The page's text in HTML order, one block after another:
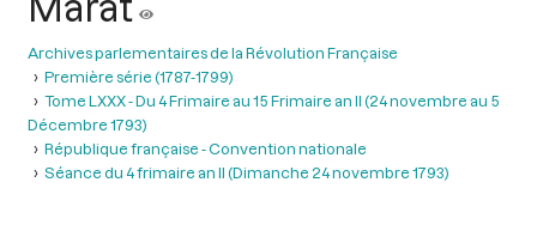
Archives parlementaires de la Révolution Française
Première série (1787-1799)
Tome LXXX - Du 4 Frimaire au 15 Frimaire an II (24 novembre au 5
Décembre 1793)
République française - Convention nationale
Séance du 4 frimaire an II (Dimanche 24 novembre 1793)